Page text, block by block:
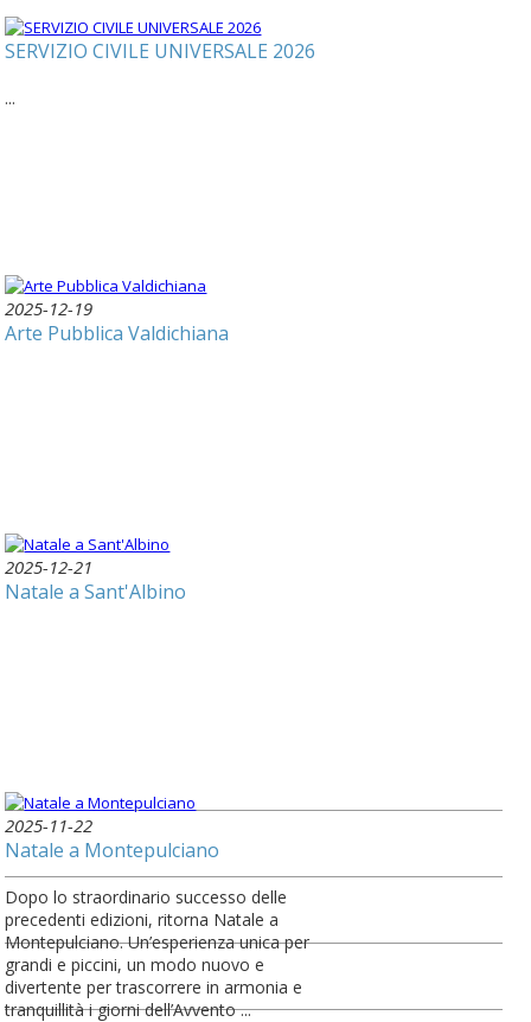
SERVIZIO CIVILE UNIVERSALE 2026
...
2025-12-19
Arte Pubblica Valdichiana
2025-12-21
Natale a Sant'Albino
2025-11-22
Natale a Montepulciano
Dopo lo straordinario successo delle
precedenti edizioni, ritorna Natale a
Montepulciano. Un’esperienza unica per
grandi e piccini, un modo nuovo e
divertente per trascorrere in armonia e
tranquillità i giorni dell’Avvento ...